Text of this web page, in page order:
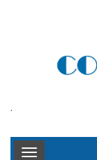
.
Toggle